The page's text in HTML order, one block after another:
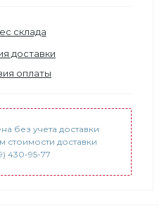
склада
доставки
оплаты
без учета доставки
доставки
430-95-77